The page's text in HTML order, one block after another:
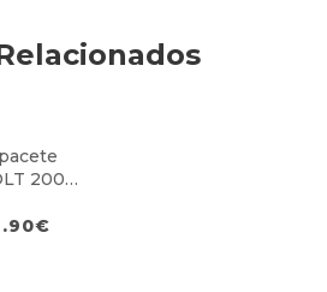
200
Cores)
€